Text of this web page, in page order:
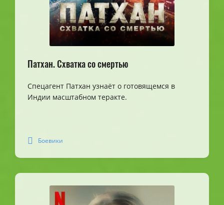
Патхан. Схватка со смертью
Спецагент Патхан узнаёт о готовящемся в
Индии масштабном теракте.
Боевики